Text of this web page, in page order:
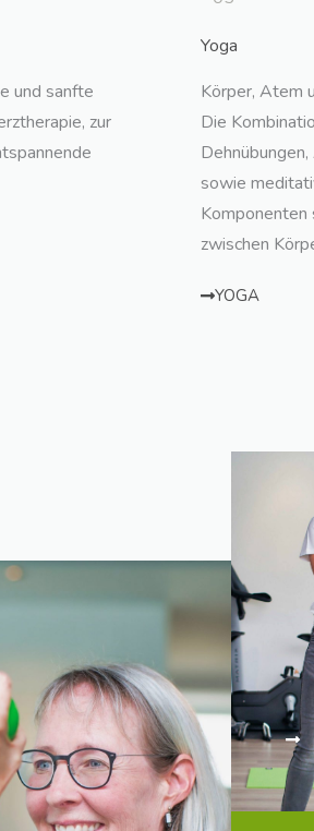
und sanfte
zur
Yoga
Körper, Atem
Die
sowie
zwischen
YOGA